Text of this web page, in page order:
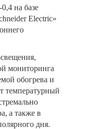
на базе
Electric»
мониторинга
обогрева и
температурный
а также в
дня.